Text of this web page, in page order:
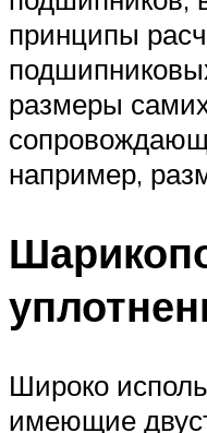
принципы
размеры
например,
Широко
имеющие